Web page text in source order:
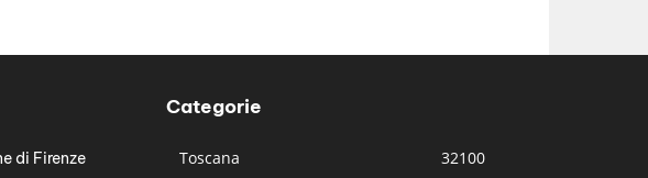
di Firenze
Categorie
Toscana
32100